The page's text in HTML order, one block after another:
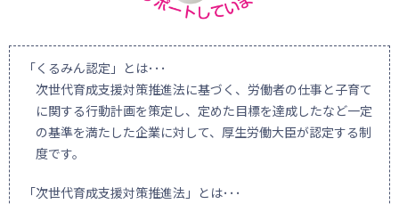
「くるみん認定」とは･･･
次世代育成支援対策推進法に基づく、労働者の仕事と子育て
に関する行動計画を策定し、定めた目標を達成したなど一定
の基準を満たした企業に対して、厚生労働大臣が認定する制
度です。
「次世代育成支援対策推進法」とは･･･